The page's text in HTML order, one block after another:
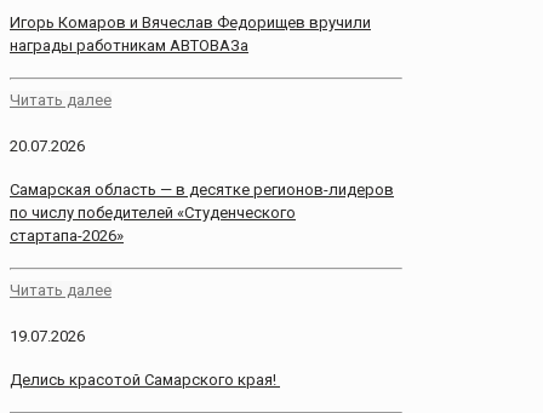
Игорь Комаров и Вячеслав Федорищев вручили
награды работникам АВТОВАЗа
Читать далее
20.07.2026
Самарская область — в десятке регионов-лидеров
по числу победителей «Студенческого
стартапа-2026»
Читать далее
19.07.2026
Делись красотой Самарского края!